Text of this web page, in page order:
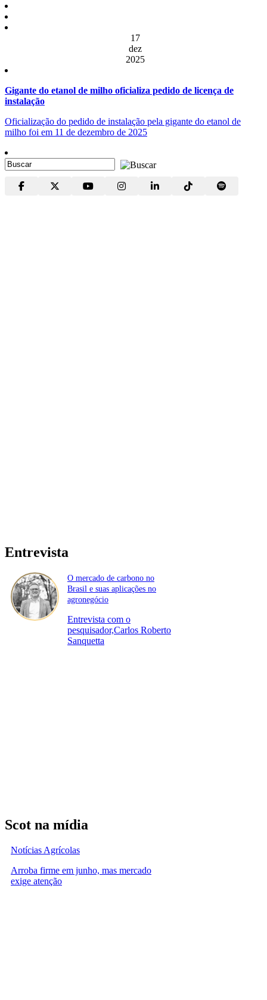
17
dez
2025
Gigante do etanol de milho oficializa pedido de licença de
instalação
Oficialização do pedido de instalação pela gigante do etanol de
milho foi em 11 de dezembro de 2025
Entrevista
O mercado de carbono no
Brasil e suas aplicações no
agronegócio
Entrevista com o
pesquisador,Carlos Roberto
Sanquetta
Scot na mídia
Notícias Agrícolas
Arroba firme em junho, mas mercado
exige atenção